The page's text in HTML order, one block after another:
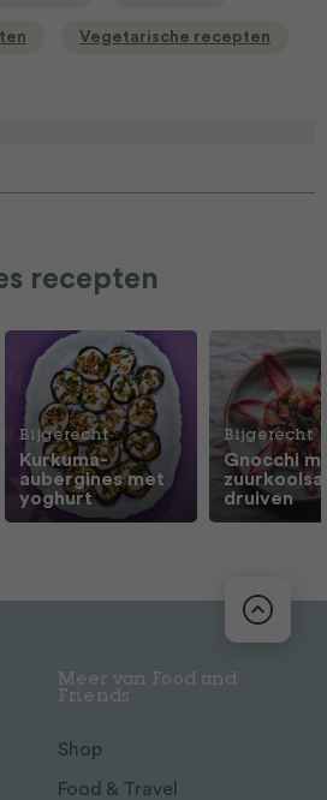
Vegetarische recepten
recepten
Bijgerecht
Kurkuma-
aubergines met
yoghurt
Bijgerecht
Gnocchi
druiven
Meer van Food and
Friends
Shop
Food & Travel